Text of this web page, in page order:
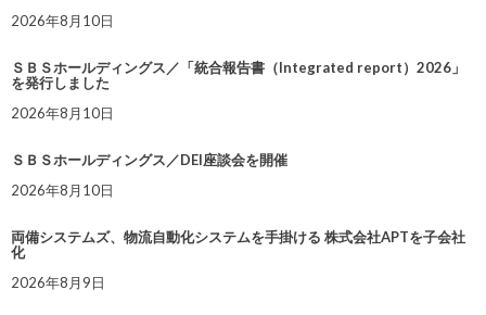
2026年8月10日
ＳＢＳホールディングス／「統合報告書（Integrated report）2026」
を発行しました
2026年8月10日
ＳＢＳホールディングス／DEI座談会を開催
2026年8月10日
両備システムズ、物流自動化システムを手掛ける 株式会社APTを子会社
化
2026年8月9日